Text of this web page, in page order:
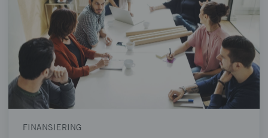
FINANSIERING